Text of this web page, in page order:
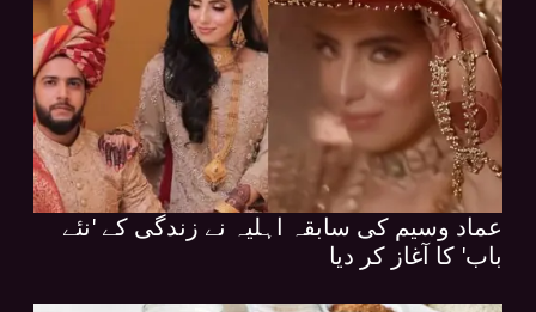
عماد وسیم کی سابقہ اہلیہ نے زندگی کے 'نئے
باب' کا آغاز کر دیا